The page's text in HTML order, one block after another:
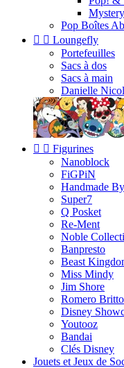
Pop Boîtes
  Loungefly
Portefeuilles
Sacs à dos
Sacs à main
Danielle
  Figurines
Nanoblock
FiGPiN
Handmade
Super7
Q Posket
Re-Ment
Noble
Banpresto
Beast
Miss Mindy
Jim Shore
Romero Britto
Disney
Youtooz
Bandai
Clés Disney
Jouets et Jeux de